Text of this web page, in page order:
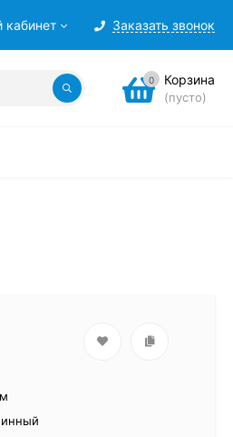
кабинет Заказать звонок
0 Корзина
(пусто)